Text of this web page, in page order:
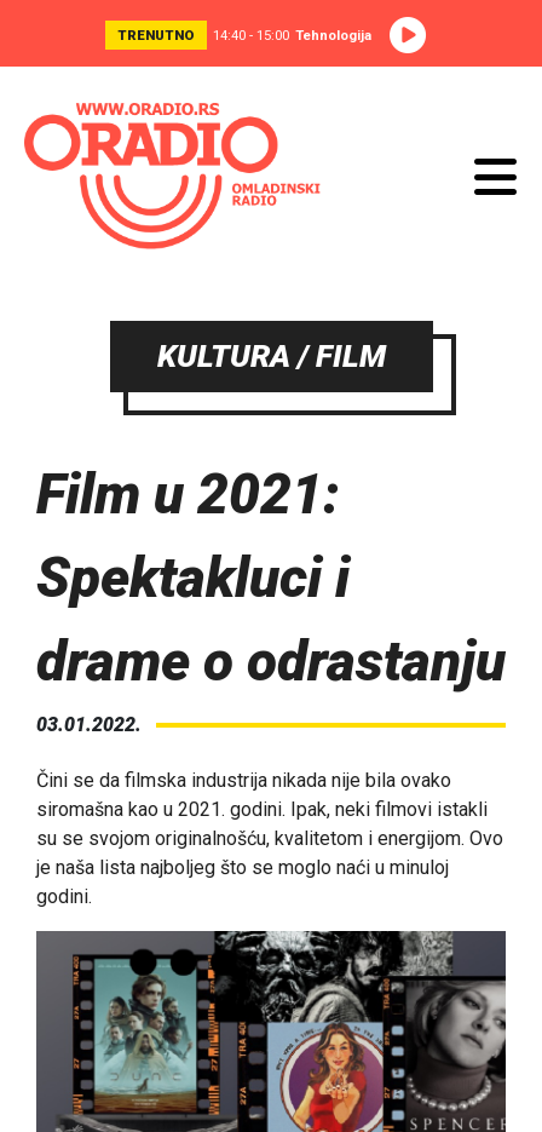
TRENUTNO 14:40 - 15:00 Tehnologija
KULTURA / FILM
Film u 2021:
Spektakluci i
drame o odrastanju
03.01.2022.
Čini se da filmska industrija nikada nije bila ovako
siromašna kao u 2021. godini. Ipak, neki filmovi istakli
su se svojom originalnošću, kvalitetom i energijom. Ovo
je naša lista najboljeg što se moglo naći u minuloj
godini.